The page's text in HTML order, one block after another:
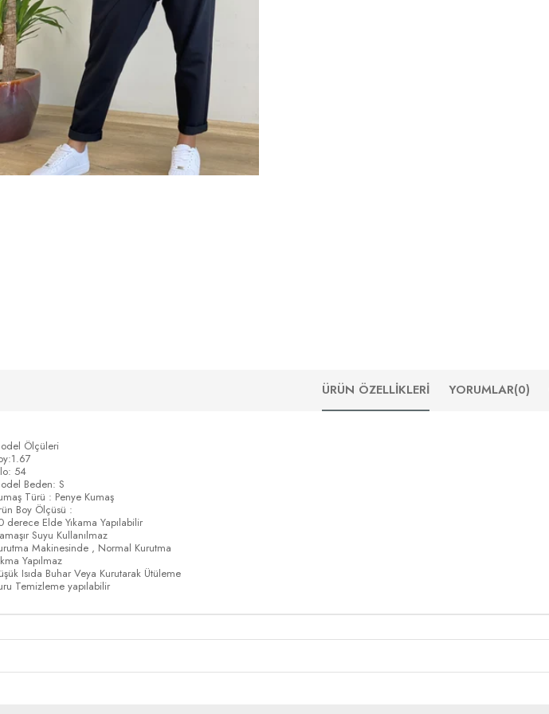
ÜRÜN ÖZELLIKLERI YORUMLAR(0)
Ölçüleri
54
Beden: S
Türü : Penye Kumaş
Boy Ölçüsü :
derece Elde Yıkama Yapılabilir
Suyu Kullanılmaz
Makinesinde , Normal Kurutma
Yapılmaz
Isıda Buhar Veya Kurutarak Ütüleme
Temizleme yapılabilir